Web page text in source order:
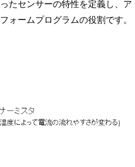
たセンサーの特性を定義し、ア
ォームプログラムの役割です。